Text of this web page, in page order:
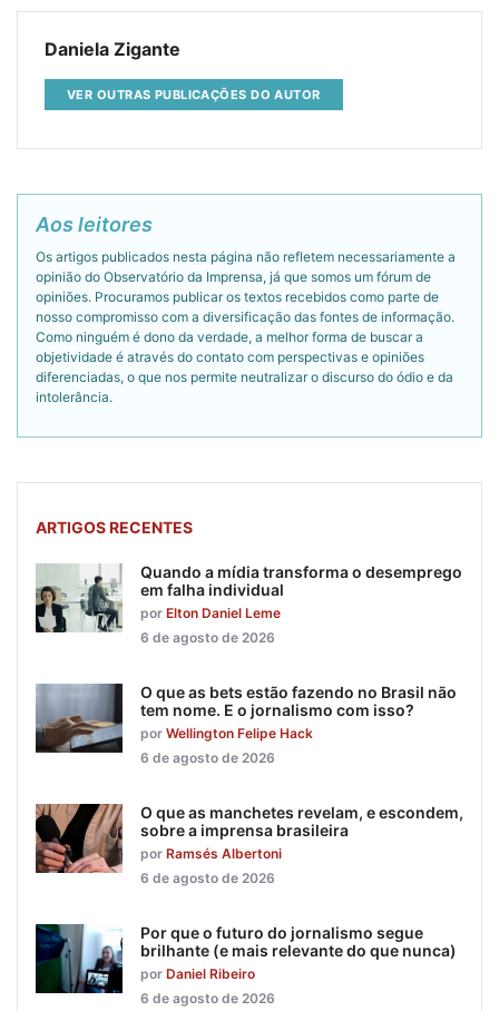
Daniela Zigante
VER OUTRAS PUBLICAÇÕES DO AUTOR
Aos leitores
Os artigos publicados nesta página não refletem necessariamente a
opinião do Observatório da Imprensa, já que somos um fórum de
opiniões. Procuramos publicar os textos recebidos como parte de
nosso compromisso com a diversificação das fontes de informação.
Como ninguém é dono da verdade, a melhor forma de buscar a
objetividade é através do contato com perspectivas e opiniões
diferenciadas, o que nos permite neutralizar o discurso do ódio e da
intolerância.
ARTIGOS RECENTES
Quando a mídia transforma o desemprego
em falha individual
por Elton Daniel Leme
6 de agosto de 2026
O que as bets estão fazendo no Brasil não
tem nome. E o jornalismo com isso?
por Wellington Felipe Hack
6 de agosto de 2026
O que as manchetes revelam, e escondem,
sobre a imprensa brasileira
por Ramsés Albertoni
6 de agosto de 2026
Por que o futuro do jornalismo segue
brilhante (e mais relevante do que nunca)
por Daniel Ribeiro
6 de agosto de 2026